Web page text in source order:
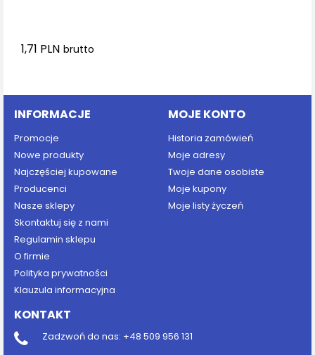
1,71 PLN brutto
INFORMACJE
Promocje
Nowe produkty
Najczęściej kupowane
Producenci
Nasze sklepy
Skontaktuj się z nami
Regulamin sklepu
O firmie
Polityka prywatności
Klauzula informacyjna
MOJE KONTO
Historia zamówień
Moje adresy
Twoje dane osobiste
Moje kupony
Moje listy życzeń
KONTAKT
Zadzwoń do nas: +48 509 956 131